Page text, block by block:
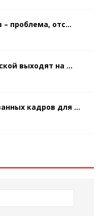
проблема, отс...
выходят на ...
кадров для ...